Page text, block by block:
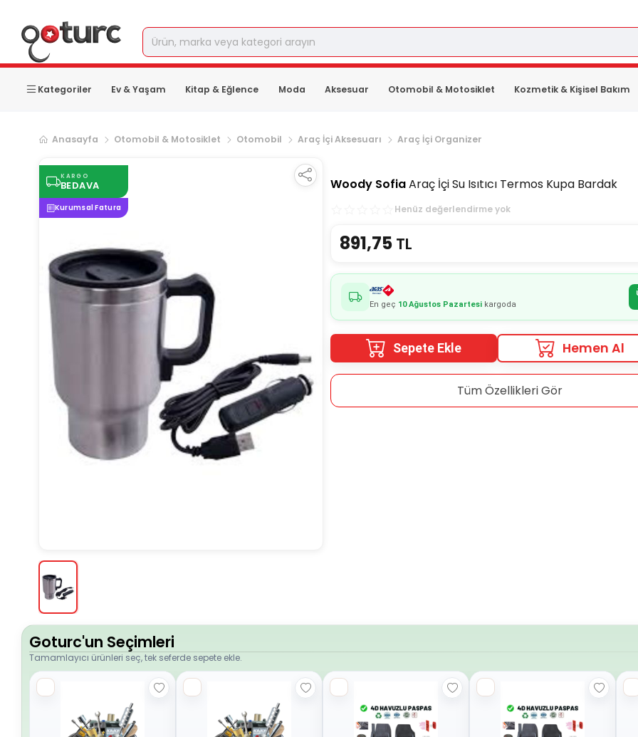
Kategoriler Ev & Yaşam Kitap & Eğlence Moda Aksesuar Otomobil & Motosiklet Kozmetik & Kişisel Bakım
Anasayfa Otomobil & Motosiklet Otomobil Araç İçi Aksesuarı Araç İçi Organizer
KARGO
BEDAVA
Kurumsal Fatura
Woody SofiaAraç İçi Su Isıtıcı Termos Kupa Bardak
Henüz değerlendirme yok
891,75TL
En geç 10 Ağustos Pazartesikargoda
Sepete Ekle Hemen Al
Tüm Özellikleri Gör
Goturc'un Seçimleri
Tamamlayıcı ürünleri seç, tek seferde sepete ekle.